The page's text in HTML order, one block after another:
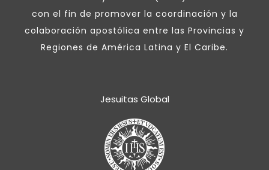
con el fin de promover la coordinación y la
colaboración apostólica entre las Provincias y
Regiones de América Latina y El Caribe.
Jesuitas Global